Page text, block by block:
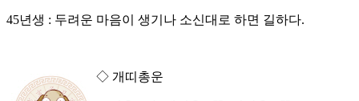
45년생 : 두려운 마음이 생기나 소신대로 하면 길하다.
◇ 개띠총운